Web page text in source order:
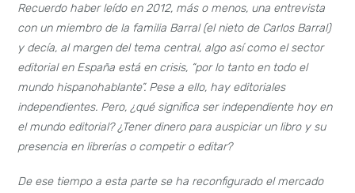
Recuerdo haber leído en 2012, más o menos, una entrevista
con un miembro de la familia Barral (el nieto de Carlos Barral)
y decía, al margen del tema central, algo así como el sector
editorial en España está en crisis, “por lo tanto en todo el
mundo hispanohablante”. Pese a ello, hay editoriales
independientes. Pero, ¿qué significa ser independiente hoy en
el mundo editorial? ¿Tener dinero para auspiciar un libro y su
presencia en librerías o competir o editar?
De ese tiempo a esta parte se ha reconfigurado el mercado